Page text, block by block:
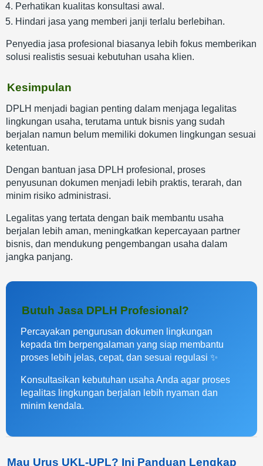
Perhatikan kualitas konsultasi awal.
Hindari jasa yang memberi janji terlalu berlebihan.
Penyedia jasa profesional biasanya lebih fokus memberikan
solusi realistis sesuai kebutuhan usaha klien.
Kesimpulan
DPLH menjadi bagian penting dalam menjaga legalitas
lingkungan usaha, terutama untuk bisnis yang sudah
berjalan namun belum memiliki dokumen lingkungan sesuai
ketentuan.
Dengan bantuan jasa DPLH profesional, proses
penyusunan dokumen menjadi lebih praktis, terarah, dan
minim risiko administrasi.
Legalitas yang tertata dengan baik membantu usaha
berjalan lebih aman, meningkatkan kepercayaan partner
bisnis, dan mendukung pengembangan usaha dalam
jangka panjang.
Butuh Jasa DPLH Profesional?
Percayakan pengurusan dokumen lingkungan
kepada tim berpengalaman yang siap membantu
proses lebih jelas, cepat, dan sesuai regulasi ✨
Konsultasikan kebutuhan usaha Anda agar proses
legalitas lingkungan berjalan lebih nyaman dan
minim kendala.
Mau Urus UKL-UPL? Ini Panduan Lengkap